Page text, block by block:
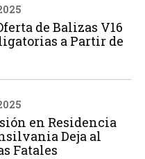
de Balizas V16
a Partir de
en Residencia
Deja al
Fatales